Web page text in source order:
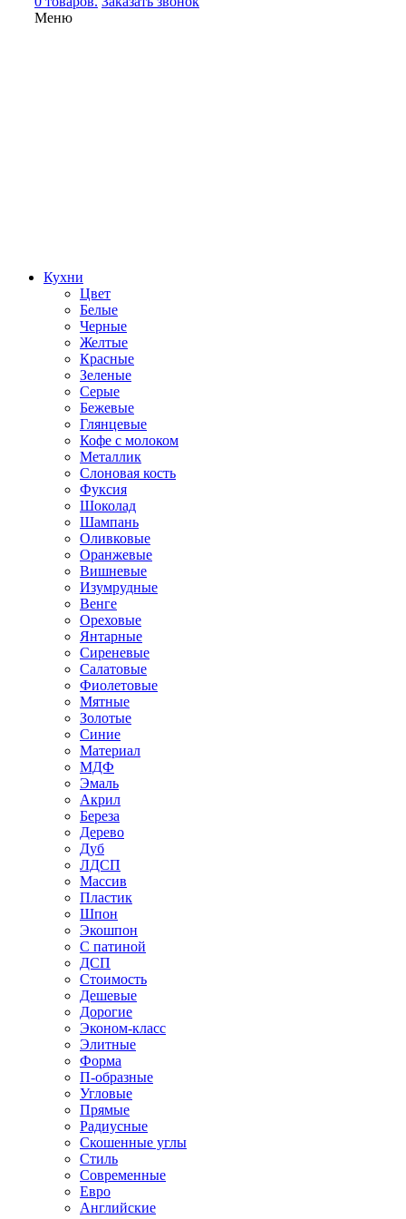
Меню
Кухни
Цвет
Белые
Черные
Желтые
Красные
Зеленые
Серые
Бежевые
Глянцевые
Кофе с молоком
Металлик
Слоновая кость
Фуксия
Шоколад
Шампань
Оливковые
Оранжевые
Вишневые
Изумрудные
Венге
Ореховые
Янтарные
Сиреневые
Салатовые
Фиолетовые
Мятные
Золотые
Синие
Материал
МДФ
Эмаль
Акрил
Береза
Дерево
Дуб
ЛДСП
Массив
Пластик
Шпон
Экошпон
С патиной
ДСП
Стоимость
Дешевые
Дорогие
Эконом-класс
Элитные
Форма
П-образные
Угловые
Прямые
Радиусные
Скошенные углы
Стиль
Современные
Евро
Английские